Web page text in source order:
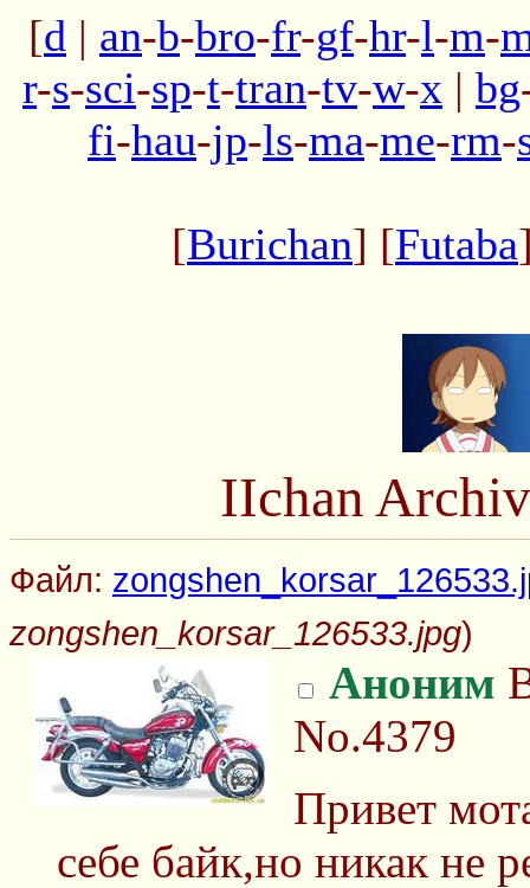
[d | an-b-bro-fr-gf-hr-l-m-
r-s-sci-sp-t-tran-tv-w-x | bg
fi-hau-jp-ls-ma-me-rm-
[Burichan] [Futaba
IIchan
Файл:
zongshen_korsar_126533.jpg)
Аноним
No.4379
Привет
себе байк,но никак не